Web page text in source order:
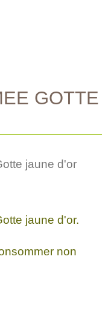
GOTTE
jaune d'or
jaune d'or.
non